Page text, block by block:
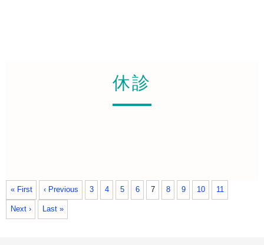
休診
« First ‹ Previous 3 4 5 6 7 8 9 10 11
Next › Last »